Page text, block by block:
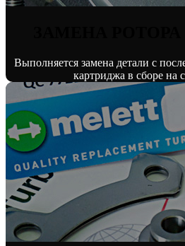
Выполняется замена детали с
картриджа в сборе на